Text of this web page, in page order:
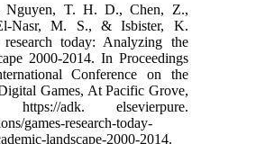
Nguyen, T. H. D., Chen, Z.,
El-Nasr, M. S., & Isbister, K.
research today: Analyzing the
2000-2014. In Proceedings
Conference on the
Digital Games, At Pacific Grove,
adk. elsevierpure.
games-research-today-
landscape-2000-2014.